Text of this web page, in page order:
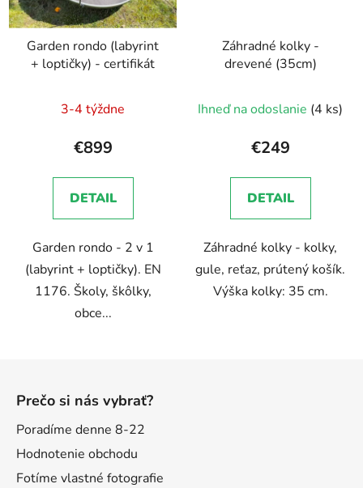
Garden rondo (labyrint
+ loptičky) - certifikát
3-4 týždne
€899
DETAIL
Garden rondo - 2 v 1
(labyrint + loptičky). EN
1176. Školy, škôlky,
obce...
Záhradné kolky -
drevené (35cm)
hodnotenie
produktu
5,0
z
hviezdičiek.
Ihneď na odoslanie (4 ks)
€249
DETAIL
Záhradné kolky - kolky,
gule, reťaz, prútený košík.
Výška kolky: 35 cm.
Prečo si nás vybrať?
Poradíme denne 8-22
Hodnotenie obchodu
Fotíme vlastné fotografie